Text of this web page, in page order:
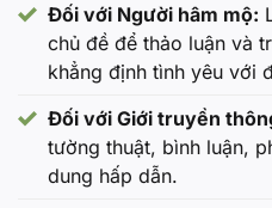
Đối với Người hâm mộ:
chủ đề để thảo luận và
khẳng định tình yêu với
Đối với Giới truyền
tường thuật, bình luận,
dung hấp dẫn.